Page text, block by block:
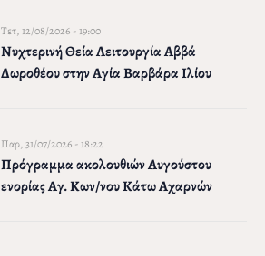
Τετ, 12/08/2026 - 19:00
Νυχτερινή Θεία Λειτουργία Αββά
Δωροθέου στην Αγία Βαρβάρα Ιλίου
Παρ, 31/07/2026 - 18:22
Πρόγραμμα ακολουθιών Αυγούστου
ενορίας Αγ. Κων/νου Κάτω Αχαρνών